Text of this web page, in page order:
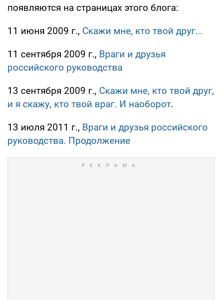
появляются на страницах этого блога:
11 июня 2009 г., Скажи мне, кто твой друг...
11 сентября 2009 г., Враги и друзья
российского руководства
13 сентября 2009 г., Скажи мне, кто твой друг,
и я скажу, кто твой враг. И наоборот.
13 июля 2011 г., Враги и друзья российского
руководства. Продолжение